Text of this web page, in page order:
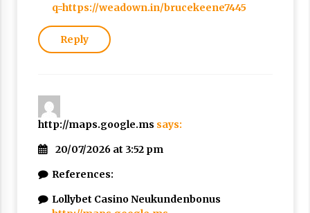
q=https://weadown.in/brucekeene7445
Reply
http://maps.google.ms says:
20/07/2026 at 3:52 pm
References:
Lollybet Casino Neukundenbonus